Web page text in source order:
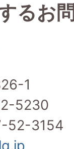
るお
1
5230
52-3154